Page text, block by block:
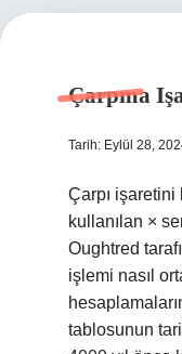
Çarpma
Tarih: Eylül 28,
Çarpı
kullanılan ×
Oughtred
işlemi nasıl
tablosunun